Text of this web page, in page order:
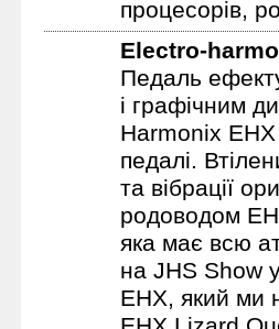
Electro-
Гітарна
процесорів,
Electro-
Педаль
і графічним
Harmonix
педалі.
та вібрації
родоводом
яка має всю